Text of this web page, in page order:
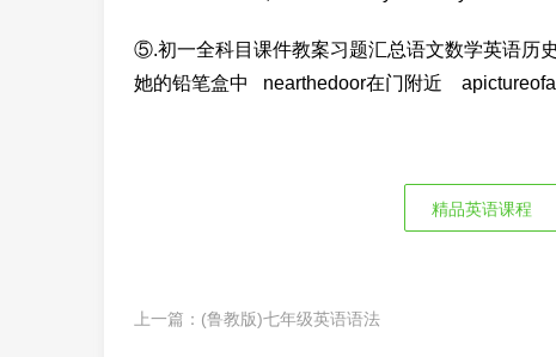
⑤.初一全科目课件教案习题汇总语文数学英语
她的铅笔盒中 nearthedoor在门附近
精品英语课程
上一篇： (鲁教版)七年级英语语法